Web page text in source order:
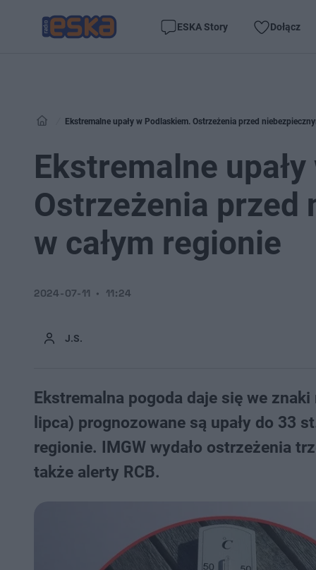
ESKA Story Dołącz
Ekstremalne upały w Podlaskiem. Ostrzeżenia przed
Ekstremalne
Ostrzeżenia przed
w całym regionie
J.S.
2024-07-11 11:24
Ekstremalna pogoda daje się we
lipca) prognozowane są upały do 33
regionie. IMGW wydało ostrzeżenia
także alerty RCB.